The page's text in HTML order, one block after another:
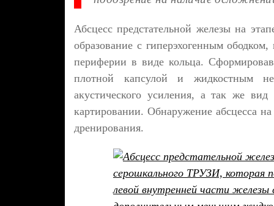
Абсцесс предстательной железы на
образование с гиперэхогенным
периферии в виде кольца.
плотной капсулой и жидкостным
акустического усиления, а так же
картировании. Обнаружение абсцесса
дренирования.